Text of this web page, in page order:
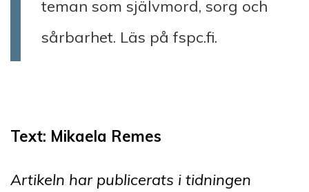
teman som självmord, sorg och
sårbarhet. Läs på fspc.fi.
Text: Mikaela Remes
Artikeln har publicerats i tidningen